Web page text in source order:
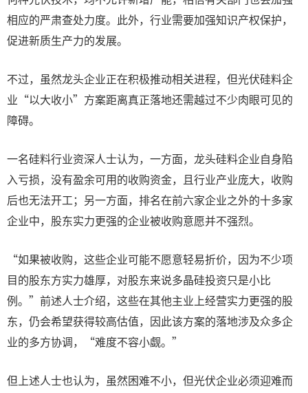
相应的严肃查处力度。此外，行业需要加强知识产权保护，
促进新质生产力的发展。
不过，虽然龙头企业正在积极推动相关进程，但光伏硅料企
业“以大收小”方案距离真正落地还需越过不少肉眼可见的
障碍。
一名硅料行业资深人士认为，一方面，龙头硅料企业自身陷
入亏损，没有盈余可用的收购资金，且行业产业庞大，收购
后也无法开工；另一方面，排名在前六家企业之外的十多家
企业中，股东实力更强的企业被收购意愿并不强烈。
“如果被收购，这些企业可能不愿意轻易折价，因为不少项
目的股东方实力雄厚，对股东来说多晶硅投资只是小比
例。”前述人士介绍，这些在其他主业上经营实力更强的股
东，仍会希望获得较高估值，因此该方案的落地涉及众多企
业的多方协调，“难度不容小觑。”
但上述人士也认为，虽然困难不小，但光伏企业必须迎难而